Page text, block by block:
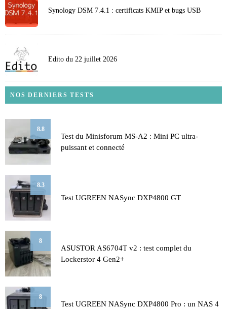
Synology DSM 7.4.1 : certificats KMIP et bugs USB
Edito du 22 juillet 2026
NOS DERNIERS TESTS
8.8
Test du Minisforum MS-A2 : Mini PC ultra-
puissant et connecté
8.3
Test UGREEN NASync DXP4800 GT
8
ASUSTOR AS6704T v2 : test complet du
Lockerstor 4 Gen2+
8
Test UGREEN NASync DXP4800 Pro : un NAS 4